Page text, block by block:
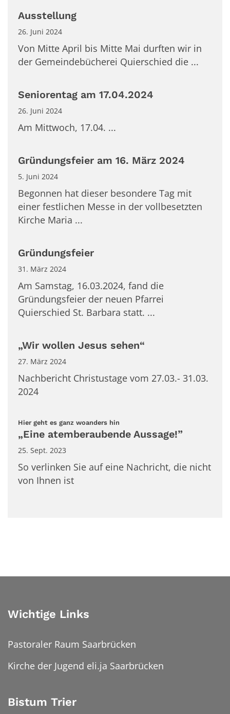
Ausstellung
26. Juni 2024
Von Mitte April bis Mitte Mai durften wir in
der Gemeindebücherei Quierschied die ...
Seniorentag am 17.04.2024
26. Juni 2024
Am Mittwoch, 17.04. ...
Gründungsfeier am 16. März 2024
5. Juni 2024
Begonnen hat dieser besondere Tag mit
einer festlichen Messe in der vollbesetzten
Kirche Maria ...
Gründungsfeier
31. März 2024
Am Samstag, 16.03.2024, fand die
Gründungsfeier der neuen Pfarrei
Quierschied St. Barbara statt. ...
„Wir wollen Jesus sehen“
27. März 2024
Nachbericht Christustage vom 27.03.- 31.03.
2024
Hier geht es ganz woanders hin
„Eine atemberaubende Aussage!”
25. Sept. 2023
So verlinken Sie auf eine Nachricht, die nicht
von Ihnen ist
Wichtige Links
Pastoraler Raum Saarbrücken
Kirche der Jugend eli.ja Saarbrücken
Bistum Trier